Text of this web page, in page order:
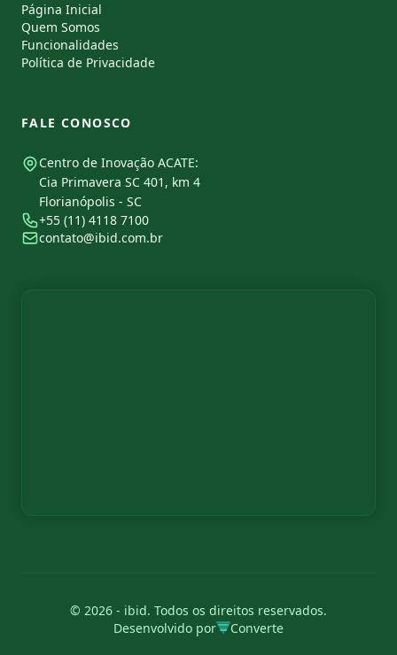
Página Inicial
Quem Somos
Funcionalidades
Política de Privacidade
FALE CONOSCO
Centro de Inovação ACATE:
Cia Primavera SC 401, km 4
Florianópolis - SC
+55 (11) 4118 7100
contato@ibid.com.br
© 2026 - ibid. Todos os direitos reservados.
Desenvolvido por
Converte